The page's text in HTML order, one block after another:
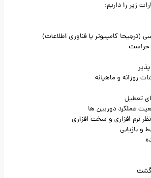
زیر را داریم:
(ترجیحا کامپیوتر یا فناوری اطلاعات)
حراست
روزانه و ماهیانه
تعطیل
عملکرد دوربین ها
نرم افزاری و سخت افزاری
بازیابی